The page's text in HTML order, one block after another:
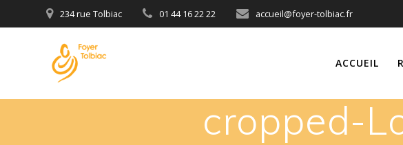
234 rue Tolbiac 01 44 16 22 22 accueil@foyer-tolbiac.fr
ACCUEIL
cropped-